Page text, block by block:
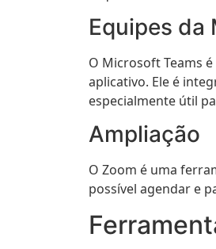
Equipes da
O Microsoft Teams
aplicativo. Ele é
especialmente útil
Ampliação
O Zoom é uma
possível agendar e